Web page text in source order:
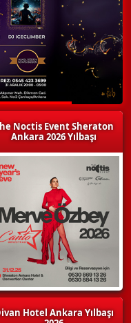
Noctis Event Sheraton
Ankara 2026 Yılbaşı
Hotel Ankara Yılbaşı